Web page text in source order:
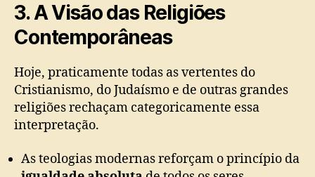
3. A Visão das Religiões
Contemporâneas
Hoje, praticamente todas as vertentes do
Cristianismo, do Judaísmo e de outras grandes
religiões rechaçam categoricamente essa
interpretação.
As teologias modernas reforçam o princípio da